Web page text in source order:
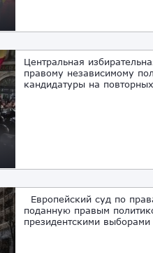
Центральная
правому независимому
кандидатуры на
Европейский суд по
поданную правым
президентскими